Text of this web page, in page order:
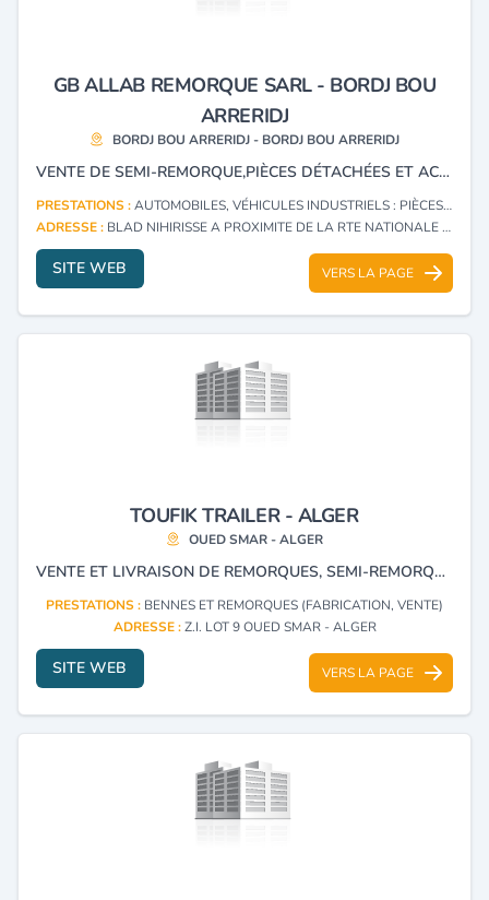
GB ALLAB REMORQUE SARL - BORDJ BOU
ARRERIDJ
BORDJ BOU ARRERIDJ - BORDJ BOU ARRERIDJ
VENTE DE SEMI-REMORQUE,PIÈCES DÉTACHÉES ET ACCESSOIRES POUR VÉHICULES AUTOMOBILES ET REMORQUES.
PRESTATIONS :AUTOMOBILES, VÉHICULES INDUSTRIELS : PIÈCES DE RECHANGE ET ACCESSOIRES (COMMERCE)
ADRESSE : BLAD NIHIRISSE A PROXIMITE DE LA RTE NATIONALE 45 RTE DE M'SILA BORDJ BOU ARRERIDJ - BORDJ BOU ARRERIDJ
SITE WEB VERS LA PAGE
TOUFIK TRAILER - ALGER
OUED SMAR - ALGER
VENTE ET LIVRAISON DE REMORQUES, SEMI-REMORQUES, CHARIOTS ÉLÉVATEURS ET TRANSFORMATION DE MÉTAL.
PRESTATIONS : BENNES ET REMORQUES (FABRICATION, VENTE)
ADRESSE :Z.I. LOT 9 OUED SMAR - ALGER
SITE WEB VERS LA PAGE